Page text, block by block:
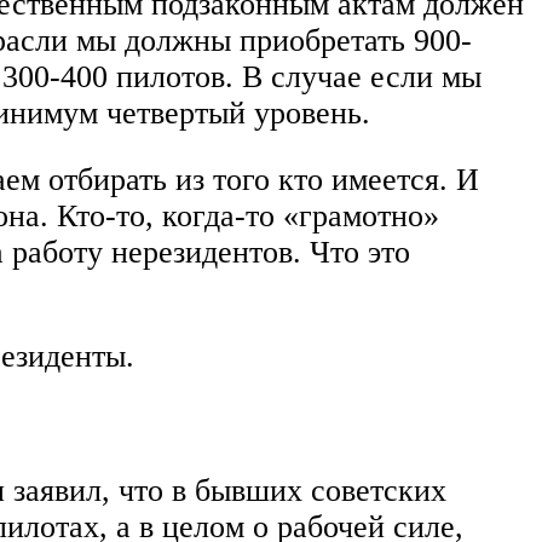
мы должны приобретать 900-
400 пилотов. В случае если мы
четвертый уровень.
отбирать из того кто имеется. И
Кто-то, когда-то «грамотно»
нерезидентов. Что это
что в бывших советских
а в целом о рабочей силе,